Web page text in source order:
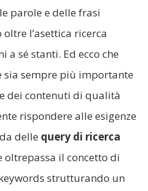
parole e delle frasi
l’asettica ricerca
a sé stanti. Ed ecco che
sia sempre più importante
dei contenuti di qualità
rispondere alle esigenze
delle query di ricerca
oltrepassa il concetto di
strutturando un